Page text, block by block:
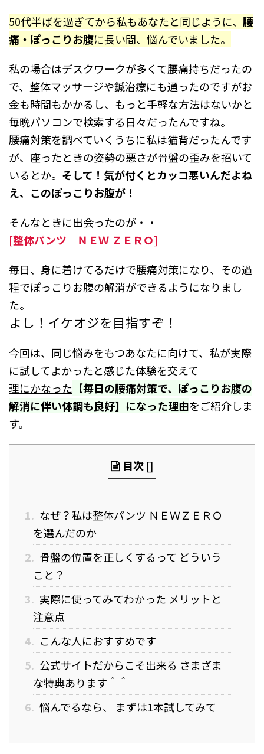
50代半ばを過ぎてから私もあなたと同じように、 腰
痛・ ぽっこりお腹に長い間、悩んでいました。
私の場合はデスクワークが多くて腰痛持ちだったの
で、整体マッサージや鍼治療にも通ったのですがお
金も時間もかかるし、もっと手軽な方法はないかと
毎晩パソコンで検索する日々だったんですね。
腰痛対策を調べていくうちに私は猫背だったんです
が、座ったときの姿勢の悪さが骨盤の歪みを招いて
いるとか。 そして！気が付くとカッコ悪いんだよね
え、このぽっこりお腹が！
そんなときに出会ったのが・・
[整体パンツ ＮＥＷ ＺＥＲＯ]
毎日、身に着けてるだけで腰痛対策になり、その過
程でぽっこりお腹の解消ができるようになりまし
た。
よし！イケオジを目指すぞ！
今回は、同じ悩みをもつあなたに向けて、私が実際
に試してよかったと感じた体験を交えて
理にかなった 【毎日の腰痛対策で、ぽっこりお腹の
解消に伴い体調も良好】になった理由をご紹介しま
す。
目次 []
1. なぜ？私は整体パンツ ＮＥＷＺＥＲＯ
を選んだのか
2. 骨盤の位置を正しくするって どういう
こと？
3. 実際に使ってみてわかった メリットと
注意点
4. こんな人におすすめです
5. 公式サイトだからこそ出来る さまざま
な特典あります＾＾
6. 悩んでるなら、 まずは1本試してみて